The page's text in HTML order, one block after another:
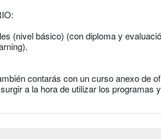
(nivel básico) (con diploma y
contarás con un curso anexo de
a la hora de utilizar los programas